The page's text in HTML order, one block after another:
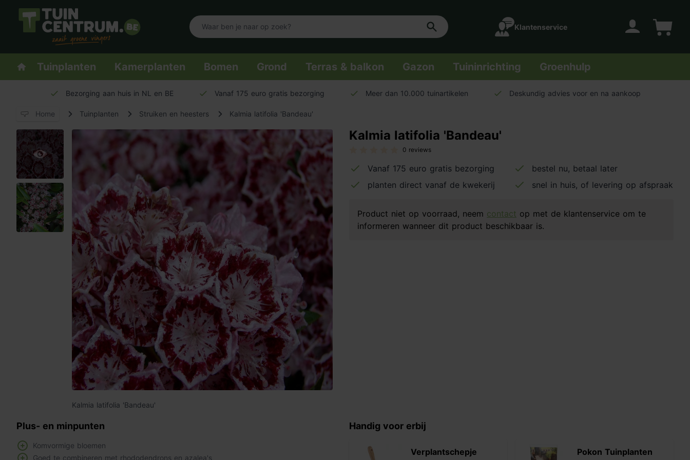
Logo Tuincentrum.be
Klantenservice
Homepage
Tuinplanten Kamerplanten Bomen Grond Terras & balkon Gazon Tuininrichting Groenhulp
Bezorging aan huis in NL en BE Vanaf 175 euro gratis bezorging Meer dan 10.000 tuinartikelen Deskundig advies voor en na aankoop
Home Tuinplanten Struiken en heesters Kalmia latifolia 'Bandeau'
Kalmia latifolia 'Bandeau'
Kalmia latifolia 'Bandeau'
0 reviews
Vanaf 175 euro gratis bezorging
bestel nu, betaal later
planten direct vanaf de kwekerij
snel in huis, of levering op afspraak
Product niet op voorraad, neem contact op met de klantenservice om te
informeren wanneer dit product beschikbaar is.
Plus- en minpunten
Komvormige bloemen
Goed te combineren met rhododendrons en azalea's
Handig voor erbij
Verplantschepje
Pokon Tuinplanten